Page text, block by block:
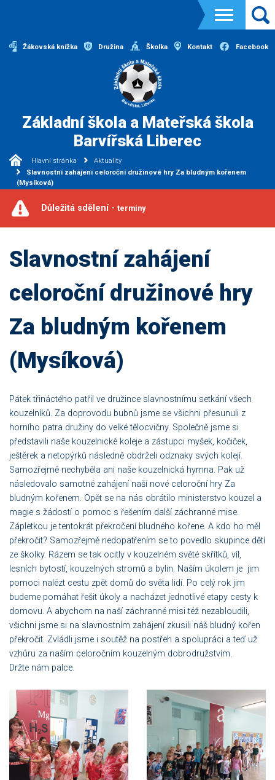
Žákovská knížka Družina Školka Kontakt Facebook
Základní škola a Mateřská škola
Barvířská Liberec
Hlavní stránka
Aktuality
Slavnostní zahájení celoroční družinové hry Za bludným kořenem
(Mysíková)
Důležitá sdělení - termíny
Slavnostní zahájení
celoroční družinové hry
Za bludným kořenem
(Mysíková)
Pátek třináctého patřil ve družince slavnostnímu setkání všech
kouzelníků. Za doprovodu bubnů jsme se všichni přesunuli z
horního patra družiny do velké tělocvičny. Společně jsme si
představili naše kouzelnické koleje a zástupci myšek, kočiček,
ještěrek a netopýrků následně obdrželi odznaky svých kolejí.
Samozřejmě nechyběla ani naše kouzelnická hymna. Pak už
následovalo samotné zahájení naší nové celoroční hry Za
bludným kořenem. Opět se na nás obrátilo ministerstvo kouzel a
magie s žádostí o pomoc s řešením další záchranné mise.
Zápletkou je tentokrát překročení bludného kořene. A kdo ho měl
překročit? Samozřejmě nedopatřením se to povedlo skupince dětí
ze školky. Rázem se tak ocitly v kouzelném světé skřítků, víl,
lesních bytostí, kouzelných stromů a bylin. Naším úkolem je jim
pomoci nalézt cestu zpět domů do světa lidí. Po celý rok jim
budeme pomáhat řešit úkoly a nacházet jednotlivé etapy cesty k
domovu. A abychom na naší záchranné misi též nezabloudili,
všichni jsme si na slavnostním zahájení zkusili náš bludný kořen
překročit. Zvládli jsme i soutěž na postřeh a spolupráci a teď už
vzhůru za naším celoročním kouzelným dobrodružstvím.
Držte nám palce.